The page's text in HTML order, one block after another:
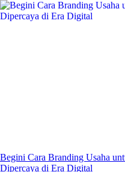
Begini Cara Branding Usaha
Dipercaya di Era Digital